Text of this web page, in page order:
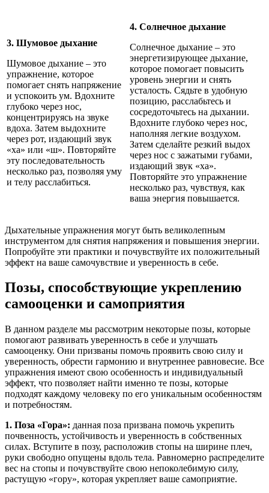
3. Шумовое дыхание
Шумовое дыхание – это
упражнение, которое
помогает снять напряжение
и успокоить ум. Вдохните
глубоко через нос,
концентрируясь на звуке
вдоха. Затем выдохните
через рот, издающий звук
«ха» или «ш». Повторяйте
эту последовательность
несколько раз, позволяя уму
и телу расслабиться.
4. Солнечное дыхание
Солнечное дыхание – это
энергетизирующее дыхание,
которое помогает повысить
уровень энергии и снять
усталость. Сядьте в удобную
позицию, расслабьтесь и
сосредоточьтесь на дыхании.
Вдохните глубоко через нос,
наполняя легкие воздухом.
Затем сделайте резкий выдох
через нос с зажатыми губами,
издающий звук «ха».
Повторяйте это упражнение
несколько раз, чувствуя, как
ваша энергия повышается.
Дыхательные упражнения могут быть великолепным
инструментом для снятия напряжения и повышения энергии.
Попробуйте эти практики и почувствуйте их положительный
эффект на ваше самочувствие и уверенность в себе.
Позы, способствующие укреплению
самооценки и самоприятия
В данном разделе мы рассмотрим некоторые позы, которые
помогают развивать уверенность в себе и улучшать
самооценку. Они призваны помочь проявить свою силу и
уверенность, обрести гармонию и внутреннее равновесие. Все
упражнения имеют свою особенность и индивидуальный
эффект, что позволяет найти именно те позы, которые
подходят каждому человеку по его уникальным особенностям
и потребностям.
1. Поза «Гора»: данная поза призвана помочь укрепить
почвенность, устойчивость и уверенность в собственных
силах. Вступите в позу, расположив стопы на ширине плеч,
руки свободно опущены вдоль тела. Равномерно распределите
вес на стопы и почувствуйте свою непоколебимую силу,
растущую «гору», которая укрепляет ваше самоприятие.